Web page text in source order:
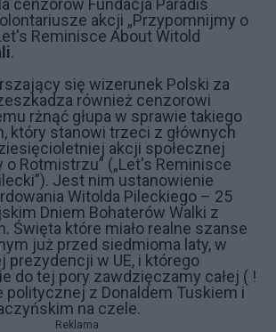
cenzorów Fundacja Paradis
akcji „Przypomnijmy o
Reminisce About Witold
.
się wizerunek Polski za
również cenzorowi
rżnąć głupa w sprawie takiego
który stanowi trzeci z głównych
akcji społecznej
o Rotmistrzu” („Let's Reminisce
Jest nim ustanowienie
Witolda Pileckiego – 25
Dniem Bohaterów Walki z
Święta które miało realne szanse
już przed siedmioma laty, w
prezydencji w UE, i którego
do tej pory zawdzięczamy całej ( !
politycznej z Donaldem Tuskiem i
na czele.
Reklama